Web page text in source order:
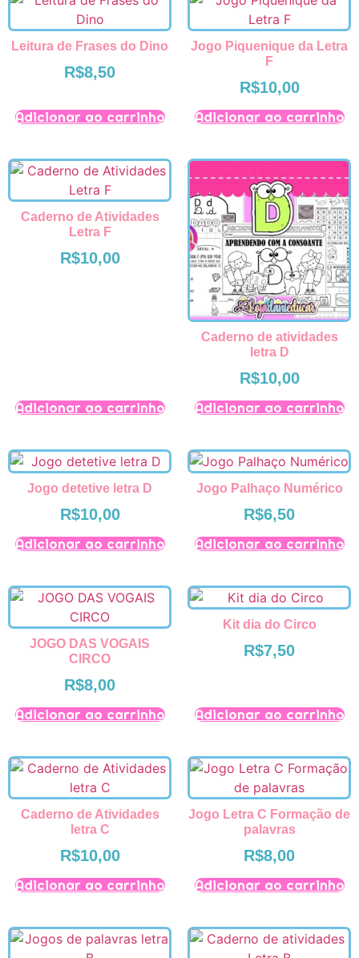
Leitura de Frases do Dino
R$8,50
Adicionar ao carrinho
Jogo Piquenique da Letra
F
R$10,00
Adicionar ao carrinho
Caderno de Atividades
Letra F
R$10,00
Adicionar ao carrinho
Caderno de atividades
letra D
R$10,00
Adicionar ao carrinho
Jogo detetive letra D
R$10,00
Adicionar ao carrinho
Jogo Palhaço Numérico
R$6,50
Adicionar ao carrinho
JOGO DAS VOGAIS
CIRCO
R$8,00
Adicionar ao carrinho
Kit dia do Circo
R$7,50
Adicionar ao carrinho
Caderno de Atividades
letra C
R$10,00
Adicionar ao carrinho
Jogo Letra C Formação de
palavras
R$8,00
Adicionar ao carrinho